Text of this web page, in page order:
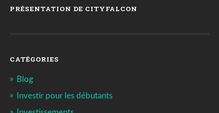
PRÉSENTATION DE CITYFALCON
CATÉGORIES
Blog
Investir pour les débutants